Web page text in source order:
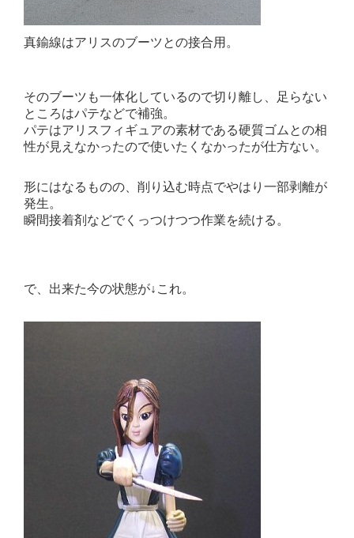
真鍮線はアリスのブーツとの接合用。
そのブーツも一体化しているので切り離し、足らない
ところはパテなどで補強。
パテはアリスフィギュアの素材である硬質ゴムとの相
性が見えなかったので使いたくなかったが仕方ない。
形にはなるものの、削り込む時点でやはり一部剥離が
発生。
瞬間接着剤などでくっつけつつ作業を続ける。
で、出来た今の状態が↓これ。